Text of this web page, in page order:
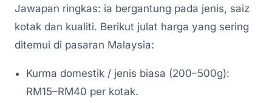
Jawapan ringkas: ia bergantung pada jenis, saiz
kotak dan kualiti. Berikut julat harga yang sering
ditemui di pasaran Malaysia:
Kurma domestik / jenis biasa (200–500g):
RM15–RM40 per kotak.